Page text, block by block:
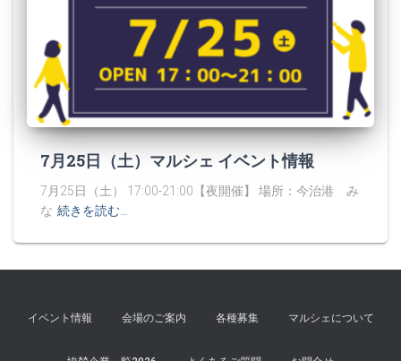
7月25日（土）マルシェ イベント情報
7月25日（土） 17:00-21:00【夜開催】 場所：今治港 み
な 続きを読む…
イベント情報 会場のご案内 各種募集 マルシェについて